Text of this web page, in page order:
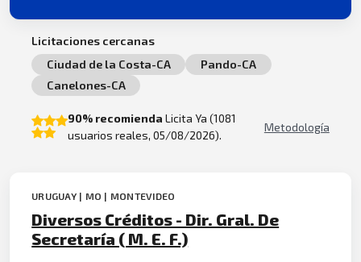
Licitaciones cercanas
Ciudad de la Costa-CA
Pando-CA
Canelones-CA
90% recomienda Licita Ya (1081
usuarios reales, 05/08/2026).
Metodología
URUGUAY | MO | MONTEVIDEO
Diversos Créditos - Dir. Gral. De
Secretaría ( M. E. F.)